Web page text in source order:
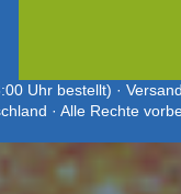
Uhr bestellt) ·
· Alle Rechte